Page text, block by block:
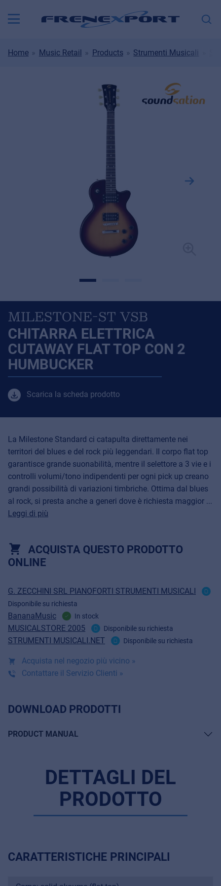
Home Music Retail Products Strumenti Musicali
MILESTONE-ST VSB
CHITARRA ELETTRICA
CUTAWAY FLAT TOP CON 2
HUMBUCKER
Scarica la scheda prodotto
La Milestone Standard ci catapulta direttamente nei
territori del blues e del rock più leggendari. Il corpo flat top
garantisce grande suonabilità, mentre il selettore a 3 vie e i
controlli volumi/tono indipendenti per ogni pick up creano
grandi possibilità di variazioni timbriche. Ottima dal blues
al rock, si presta anche a generi dove è richiesta maggior ...
Leggi di più
ACQUISTA QUESTO PRODOTTO
ONLINE
G. ZECCHINI SRL PIANOFORTI STRUMENTI MUSICALI
Disponibile su richiesta
BananaMusic In stock
MUSICALSTORE 2005 Disponibile su richiesta
STRUMENTI MUSICALI.NET Disponibile su richiesta
Acquista nel negozio più vicino »
Contattare il Servizio Clienti »
DOWNLOAD PRODOTTI
PRODUCT MANUAL
DETTAGLI DEL
PRODOTTO
CARATTERISTICHE PRINCIPALI